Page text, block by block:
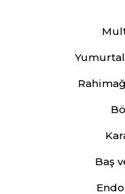
Baş